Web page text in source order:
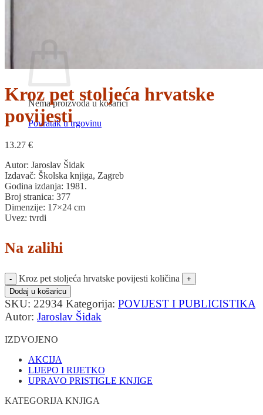
Nema proizvoda u košarici
Povratak u trgovinu
Kroz pet stoljeća hrvatske
povijesti
13.27 €
Autor: Jaroslav Šidak
Izdavač: Školska knjiga, Zagreb
Godina izdanja: 1981.
Broj stranica: 377
Dimenzije: 17×24 cm
Uvez: tvrdi
Na zalihi
Kroz pet stoljeća hrvatske povijesti količina
Dodaj u košaricu
SKU: 22934 Kategorija: POVIJEST I PUBLICISTIKA
Autor: Jaroslav Šidak
IZDVOJENO
AKCIJA
LIJEPO I RIJETKO
UPRAVO PRISTIGLE KNJIGE
KATEGORIJA KNJIGA